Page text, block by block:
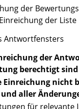
der
der Liste
Antwortfensters
der
berechtigt sind
Einreichung nicht
aller
für relevante